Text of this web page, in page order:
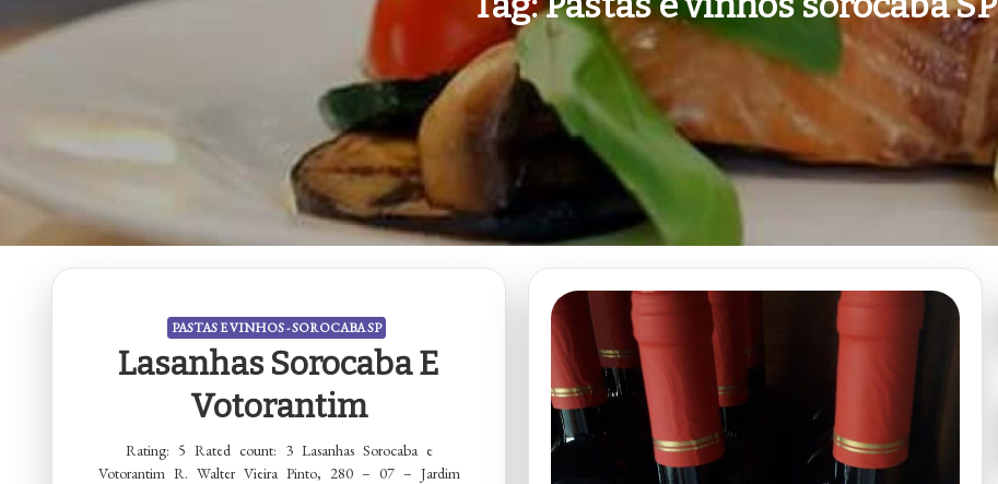
PASTAS E VINHOS - SOROCABA SP
Lasanhas Sorocaba E
Votorantim
Rating: 5 Rated count: 3 Lasanhas Sorocaba e
Votorantim R. Walter Vieira Pinto, 280 – 07 – Jardim